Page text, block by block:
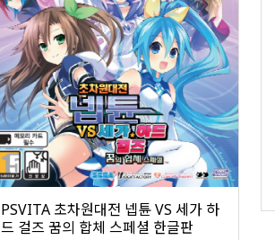
PSVITA 초차원대전 넵튠 VS 세가 하
드 걸즈 꿈의 합체 스페셜 한글판